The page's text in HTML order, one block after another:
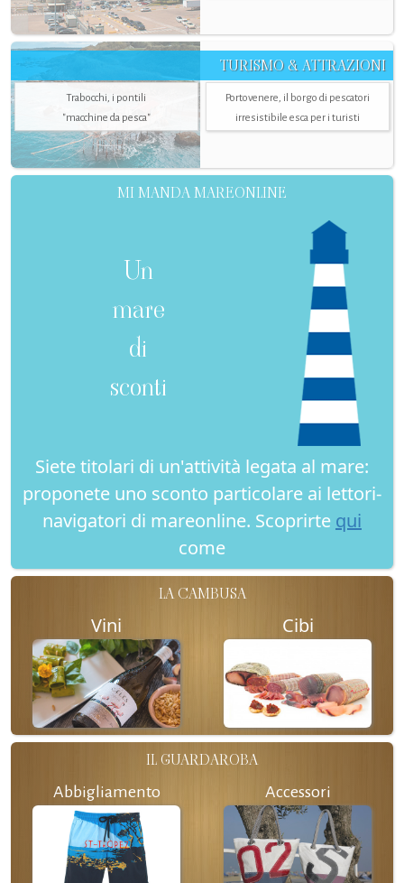
TURISMO & ATTRAZIONI
Trabocchi, i pontili
"macchine da pesca"
Portovenere, il borgo di pescatori
irresistibile esca per i turisti
MI MANDA MAREONLINE
Un
mare
di
sconti
Siete titolari di un'attività legata al mare:
proponete uno sconto particolare ai lettori-
navigatori di mareonline. Scoprirte qui
come
LA CAMBUSA
Vini Cibi
IL GUARDAROBA
Abbigliamento Accessori